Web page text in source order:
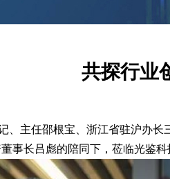
共探行业
、主任邵根宝、浙江省驻沪办
董事长吕彪的陪同下，莅临光鉴